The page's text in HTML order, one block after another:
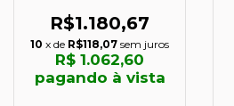
R$1.180,67
10 x de R$118,07 sem juros
R$ 1.062,60
pagando à vista